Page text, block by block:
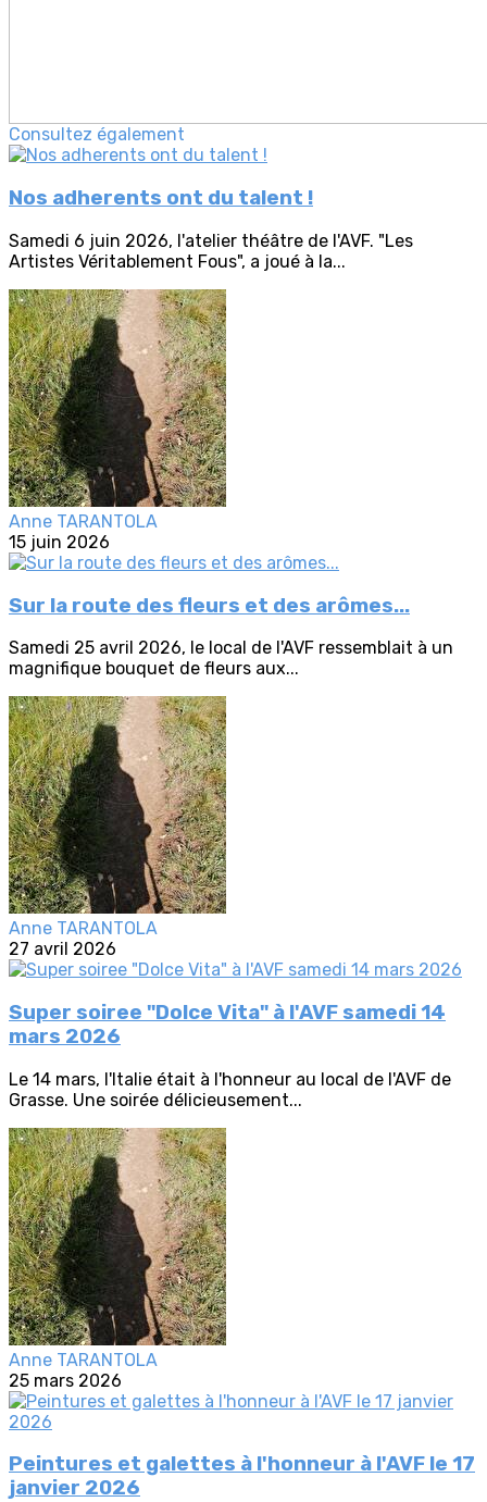
Consultez également
Nos adherents ont du talent !
Samedi 6 juin 2026, l'atelier théâtre de l'AVF. "Les
Artistes Véritablement Fous", a joué à la...
Anne TARANTOLA
15 juin 2026
Sur la route des fleurs et des arômes...
Samedi 25 avril 2026, le local de l'AVF ressemblait à un
magnifique bouquet de fleurs aux...
Anne TARANTOLA
27 avril 2026
Super soiree "Dolce Vita" à l'AVF samedi 14
mars 2026
Le 14 mars, l'Italie était à l'honneur au local de l'AVF de
Grasse. Une soirée délicieusement...
Anne TARANTOLA
25 mars 2026
Peintures et galettes à l'honneur à l'AVF le 17
janvier 2026